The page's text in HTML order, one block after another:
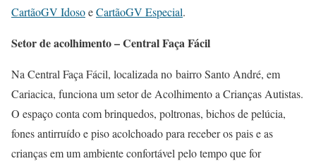
CartãoGV IdosoeCartãoGV Especial.
Setor de acolhimento – Central Faça Fácil
Na Central Faça Fácil, localizada no bairro Santo André, em
Cariacica, funciona um setor de Acolhimento a Crianças Autistas.
O espaço conta com brinquedos, poltronas, bichos de pelúcia,
fones antirruído e piso acolchoado para receber os pais e as
crianças em um ambiente confortável pelo tempo que for